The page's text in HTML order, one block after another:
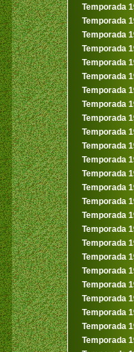
Temporada
Temporada
Temporada
Temporada
Temporada
Temporada
Temporada
Temporada
Temporada
Temporada
Temporada
Temporada
Temporada
Temporada
Temporada
Temporada
Temporada
Temporada
Temporada
Temporada
Temporada
Temporada
Temporada
Temporada
Temporada